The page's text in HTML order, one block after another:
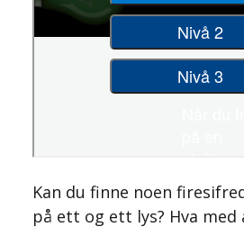
Kan du finne noen
på ett og ett lys? Hva med